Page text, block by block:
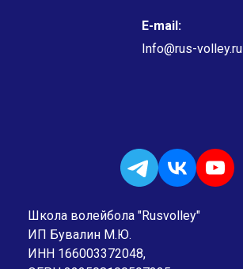
E-mail:
Info@rus-volley.ru
Школа волейбола "Rusvolley"
ИП Бувалин М.Ю.
ИНН 166003372048,